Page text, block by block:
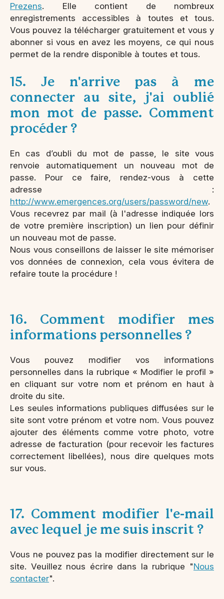
Prezens. Elle contient de nombreux
enregistrements accessibles à toutes et tous.
Vous pouvez la télécharger gratuitement et vous y
abonner si vous en avez les moyens, ce qui nous
permet de la rendre disponible à toutes et tous.
15. Je n'arrive pas à me
connecter au site, j'ai oublié
mon mot de passe. Comment
procéder ?
En cas d’oubli du mot de passe, le site vous
renvoie automatiquement un nouveau mot de
passe. Pour ce faire, rendez-vous à cette
adresse :
http://www.emergences.org/users/password/new.
Vous recevrez par mail (à l'adresse indiquée lors
de votre première inscription) un lien pour définir
un nouveau mot de passe.
Nous vous conseillons de laisser le site mémoriser
vos données de connexion, cela vous évitera de
refaire toute la procédure !
16. Comment modifier mes
informations personnelles ?
Vous pouvez modifier vos informations
personnelles dans la rubrique « Modifier le profil »
en cliquant sur votre nom et prénom en haut à
droite du site.
Les seules informations publiques diffusées sur le
site sont votre prénom et votre nom. Vous pouvez
ajouter des éléments comme votre photo, votre
adresse de facturation (pour recevoir les factures
correctement libellées), nous dire quelques mots
sur vous.
17. Comment modifier l'e-mail
avec lequel je me suis inscrit ?
Vous ne pouvez pas la modifier directement sur le
site. Veuillez nous écrire dans la rubrique "Nous
contacter".